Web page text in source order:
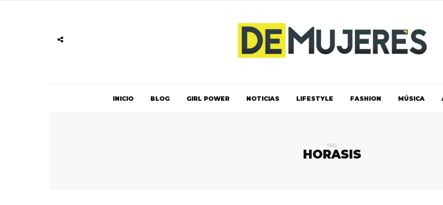
INICIO BLOG GIRL POWER NOTICIAS LIFESTYLE FASHION MÚSICA
TAG:
HORASIS